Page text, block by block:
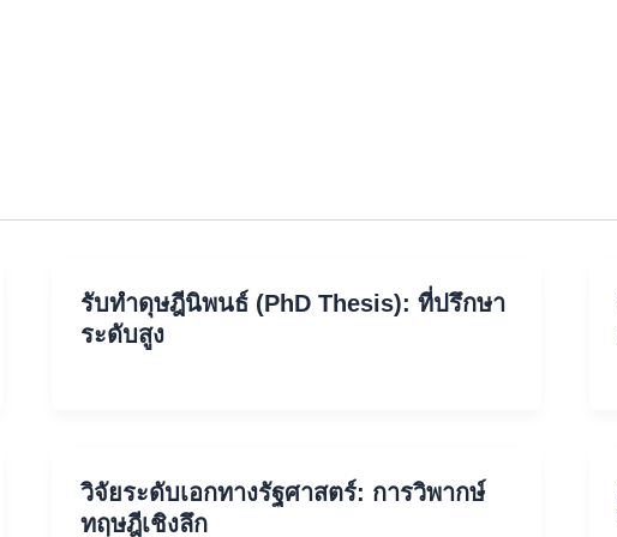
รับทำดุษฎีนิพนธ์ (PhD Thesis): ที่ปรึกษา
ระดับสูง
วิจัยระดับเอกทางรัฐศาสตร์: การวิพากษ์
ทฤษฎีเชิงลึก